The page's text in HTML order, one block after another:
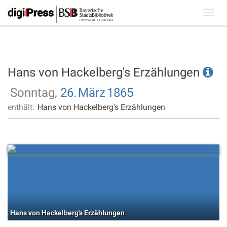
Hans von Hackelberg's Erzählungen
Sonntag, 26. März 1865
enthält: Hans von Hackelberg's Erzählungen
Hans von Hackelberg's Erzählungen